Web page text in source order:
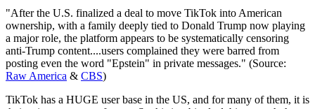
"After the U.S. finalized a deal to move TikTok into American
ownership, with a family deeply tied to Donald Trump now playing
a major role, the platform appears to be systematically censoring
anti-Trump content....users complained they were barred from
posting even the word "Epstein" in private messages." (Source:
Raw America & CBS)
TikTok has a HUGE user base in the US, and for many of them, it is